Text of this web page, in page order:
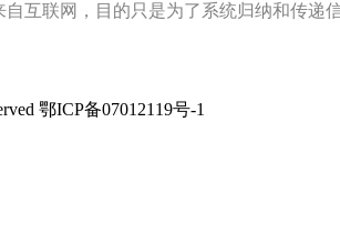
互联网，目的只是为了系统归纳和传递
鄂ICP备07012119号-1